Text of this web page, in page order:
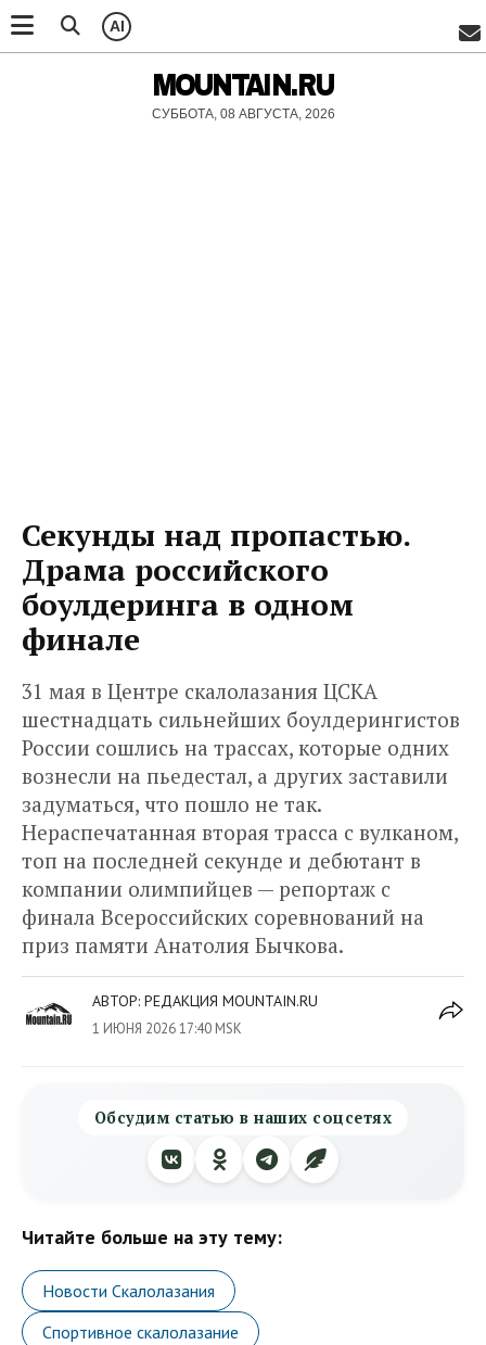
AI
MOUNTAIN.RU
СУББОТА, 08 АВГУСТА, 2026
Секунды над пропастью.
Драма российского
боулдеринга в одном
финале
31 мая в Центре скалолазания ЦСКА
шестнадцать сильнейших боулдерингистов
России сошлись на трассах, которые одних
вознесли на пьедестал, а других заставили
задуматься, что пошло не так.
Нераспечатанная вторая трасса с вулканом,
топ на последней секунде и дебютант в
компании олимпийцев — репортаж с
финала Всероссийских соревнований на
приз памяти Анатолия Бычкова.
АВТОР: РЕДАКЦИЯ MOUNTAIN.RU
1 ИЮНЯ 2026 17:40 MSK
Обсудим статью в наших соцсетях
Читайте больше на эту тему:
Новости Скалолазания
Спортивное скалолазание